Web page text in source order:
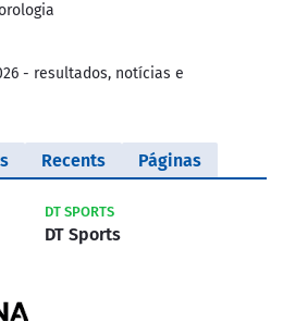
- resultados, notícias e
Recents Páginas
DT SPORTS
DT Sports